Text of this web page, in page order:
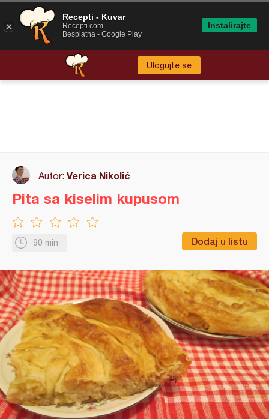
Ulogujte se
Autor: Verica Nikolić
90 min Dodaj u listu
Pita sa kiselim kupusom
Recepti - Kuvar
Recepti.com
Besplatna - Google Play
Instalirajte